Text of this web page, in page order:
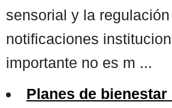
sensorial y la
notificaciones
importante no es m ...
Planes de